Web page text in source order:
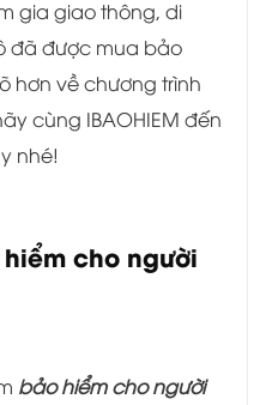
gia giao thông, di
đã được mua bảo
hơn về chương trình
cùng IBAOHIEM đến
nhé!
cho người
bảo hiểm cho người